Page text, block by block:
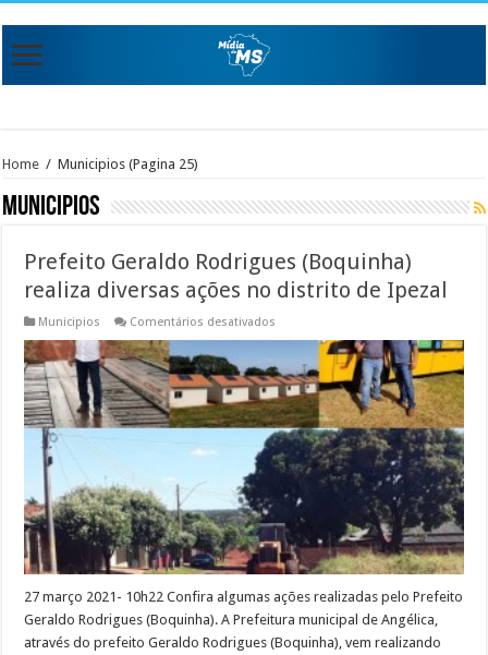
Home / Municipios (Pagina 25)
Municipios
Prefeito Geraldo Rodrigues (Boquinha)
realiza diversas ações no distrito de Ipezal
Municipios Comentários desativados
Geraldo
Rodrigues
(Boquinha)
realiza
diversas
ações
no
distrito
de
Ipezal
27 março 2021- 10h22 Confira algumas ações realizadas pelo Prefeito
Geraldo Rodrigues (Boquinha). A Prefeitura municipal de Angélica,
através do prefeito Geraldo Rodrigues (Boquinha), vem realizando